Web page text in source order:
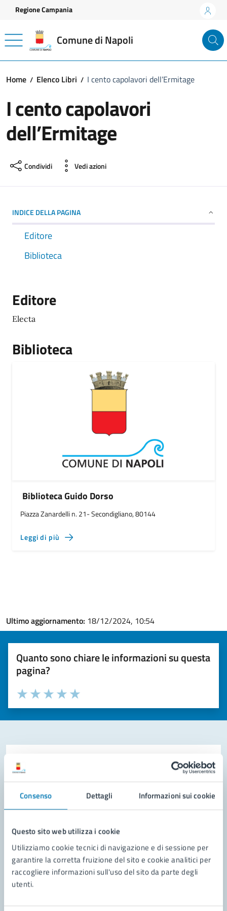
Consenso Dettagli Informazioni sui cookie
Questo sito web utilizza i cookie
Utilizziamo cookie tecnici di navigazione e di sessione per
garantire la corretta fruizione del sito e cookie analitici per
raccogliere informazioni sull'uso del sito da parte degli
utenti.
Vai ai contenuti
Vai al footer
Regione Campania
Comune di Napoli
Home Elenco Libri I cento capolavori dell’Ermitage
I cento capolavori
dell’Ermitage
Condividi Vedi azioni
INDICE DELLA PAGINA
Editore
Biblioteca
Editore
Electa
Biblioteca
Biblioteca Guido Dorso
Piazza Zanardelli n. 21- Secondigliano, 80144
Leggi di più
Ultimo aggiornamento: 18/12/2024, 10:54
Quanto sono chiare le informazioni su questa
pagina?
Valuta la chiarezza delle informazioni (da 1 a 5 stelle)
Seleziona il numero di stelle per valutare la chiarezza delle
Valuta 5 stelle su 5
Valuta 4 stelle su 5
Valuta 3 stelle su 5
Valuta 2 stelle su 5
Valuta 1 stelle su 5
Contatta il comune
Prenota appuntamento
Problemi in città
Segnala disservizio